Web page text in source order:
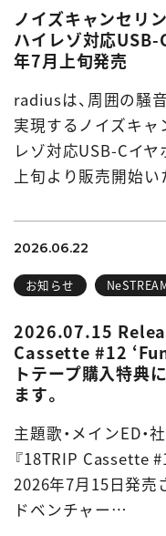
ノイズキャンセリ
ハイレゾ対応USB-
年7月上旬発売
radiusは、周囲の騒
実現するノイズキャ
レゾ対応USB-Cイヤ
上旬より販売開始
2026.06.22
お知らせ
2026.07.15
Cassette #12
トテープ購入特典
ます。
主題歌・メインED
『18TRIP Cassette
2026年7月15日発売
ドベンチャー…